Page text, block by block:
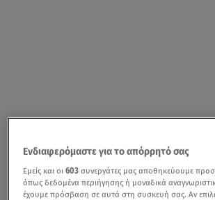
Ενδιαφερόμαστε για το απόρρητό σας
Εμείς και οι603 συνεργάτες μας αποθηκεύουμε
όπως δεδομένα περιήγησης ή μοναδικά
έχουμε πρόσβαση σε αυτά στη συσκευή σας. Αν